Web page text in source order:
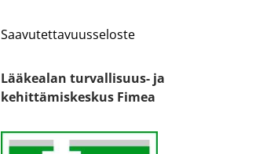
Saavutettavuusseloste
Lääkealan turvallisuus- ja
kehittämiskeskus Fimea